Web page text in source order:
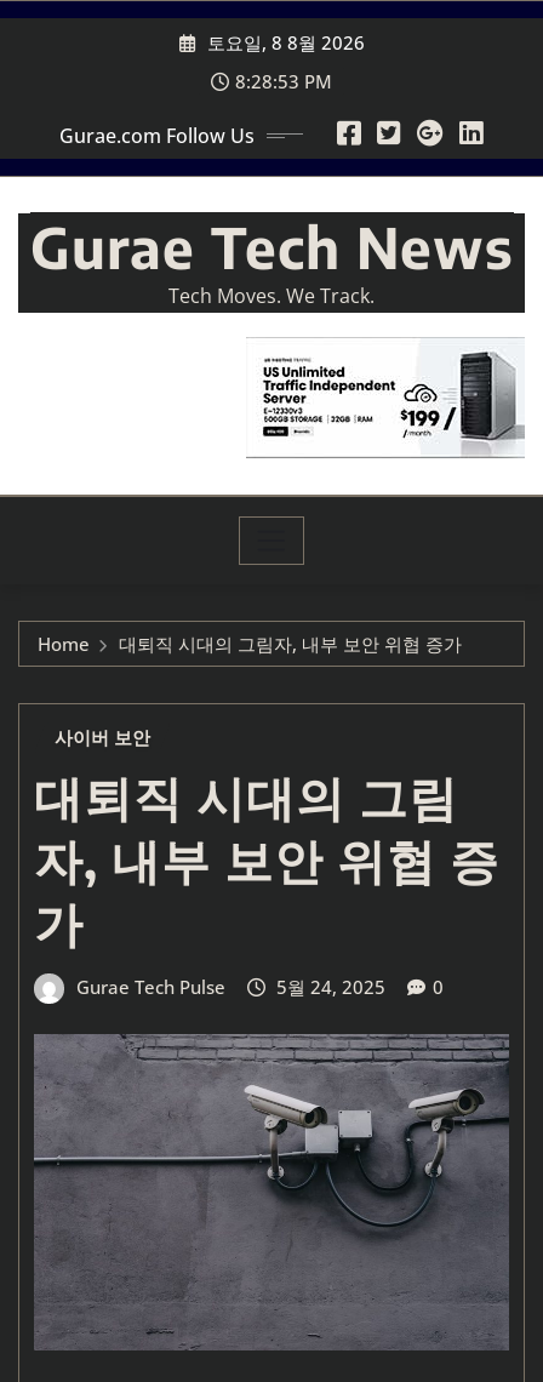
Skip
토요일, 8 8월 2026
8:28:55 PM
Gurae.com Follow Us
Gurae Tech News
Tech Moves. We Track.
Home 대퇴직 시대의 그림자, 내부 보안 위협 증가
사이버 보안
대퇴직 시대의 그림
자, 내부 보안 위협 증
가
Gurae Tech Pulse 5월 24, 2025 0